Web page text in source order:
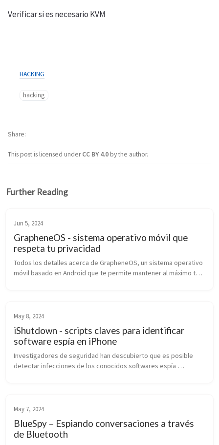
Verificar si es necesario KVM
HACKING
hacking
This post is licensed underCC BY 4.0by the author.
Share
Further Reading
Jun 5, 2024
GrapheneOS - sistema operativo móvil que
respeta tu privacidad
Todos los detalles acerca de GrapheneOS, un sistema operativo
móvil basado en Android que te permite mantener al máximo tu
May 8, 2024
iShutdown - scripts claves para identificar
software espía en iPhone
Investigadores de seguridad han descubierto que es posible
detectar infecciones de los conocidos softwares espía
May 7, 2024
BlueSpy – Espiando conversaciones a través
de Bluetooth